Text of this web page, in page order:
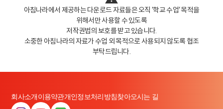
아침나라에서 제공하는 다운로드 자료들은 오직 ‘학교 수업‘ 목적을
위해서만 사용할 수 있도록
저작권법의 보호를 받고 있습니다.
소중한 아침나라의 자료가 수업 외 목적으로 사용되지 않도록 협조
부탁드립니다.
회사소개 이용약관개인정보처리방침찾아오시는 길